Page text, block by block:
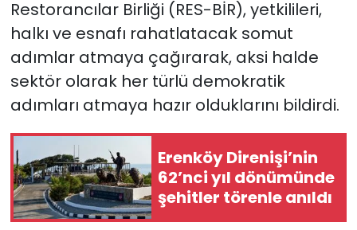
Restorancılar Birliği (RES-BİR), yetkilileri,
halkı ve esnafı rahatlatacak somut
adımlar atmaya çağırarak, aksi halde
sektör olarak her türlü demokratik
adımları atmaya hazır olduklarını bildirdi.
Erenköy Direnişi’nin
62’nci yıl dönümünde
şehitler törenle anıldı
SAĞLIK
Spor
TÜRKiYE
Video Galeri